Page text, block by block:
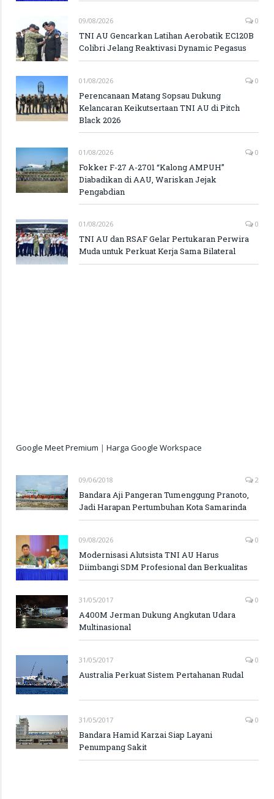
09/08/2026 0
TNI AU Gencarkan Latihan Aerobatik EC120B
Colibri Jelang Reaktivasi Dynamic Pegasus
01/08/2026 0
Perencanaan Matang Sopsau Dukung
Kelancaran Keikutsertaan TNI AU di Pitch
Black 2026
01/08/2026 0
Fokker F-27 A-2701 “Kalong AMPUH”
Diabadikan di AAU, Wariskan Jejak
Pengabdian
01/08/2026 0
TNI AU dan RSAF Gelar Pertukaran Perwira
Muda untuk Perkuat Kerja Sama Bilateral
Google Meet Premium | Harga Google Workspace
09/06/2018 2
Bandara Aji Pangeran Tumenggung Pranoto,
Jadi Harapan Pertumbuhan Kota Samarinda
09/08/2026 0
Modernisasi Alutsista TNI AU Harus
Diimbangi SDM Profesional dan Berkualitas
31/05/2017 0
A400M Jerman Dukung Angkutan Udara
Multinasional
31/05/2017 0
Australia Perkuat Sistem Pertahanan Rudal
31/05/2017 0
Bandara Hamid Karzai Siap Layani
Penumpang Sakit